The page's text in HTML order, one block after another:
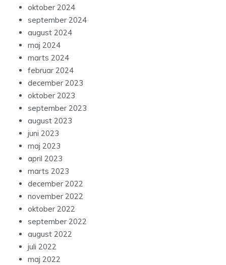
oktober 2024
september 2024
august 2024
maj 2024
marts 2024
februar 2024
december 2023
oktober 2023
september 2023
august 2023
juni 2023
maj 2023
april 2023
marts 2023
december 2022
november 2022
oktober 2022
september 2022
august 2022
juli 2022
maj 2022